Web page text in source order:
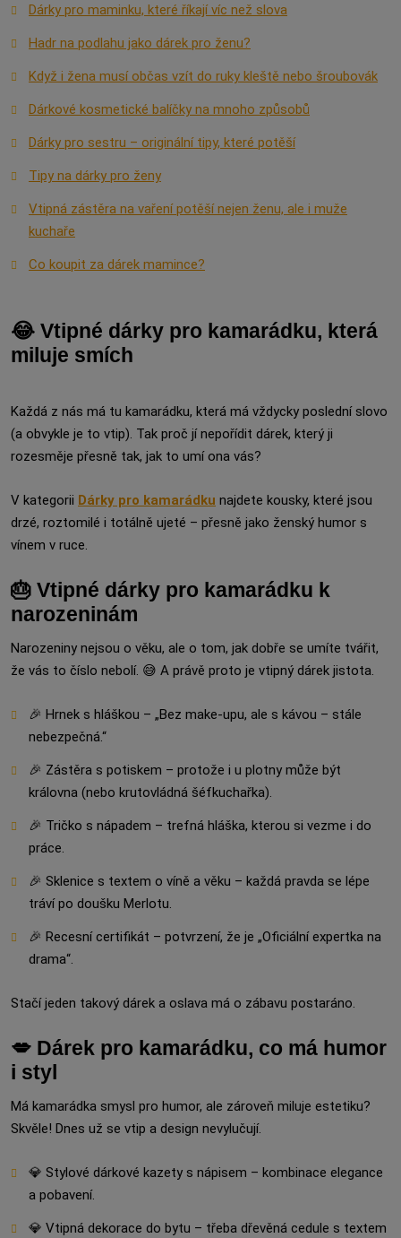
Dárky pro maminku, které říkají víc než slova
Hadr na podlahu jako dárek pro ženu?
Když i žena musí občas vzít do ruky kleště nebo šroubovák
Dárkové kosmetické balíčky na mnoho způsobů
Dárky pro sestru – originální tipy, které potěší
Tipy na dárky pro ženy
Vtipná zástěra na vaření potěší nejen ženu, ale i muže
kuchaře
Co koupit za dárek mamince?
😂 Vtipné dárky pro kamarádku, která
miluje smích
Každá z nás má tu kamarádku, která má vždycky poslední slovo
(a obvykle je to vtip). Tak proč jí nepořídit dárek, který ji
rozesměje přesně tak, jak to umí ona vás?
V kategorii Dárky pro kamarádku najdete kousky, které jsou
drzé, roztomilé i totálně ujeté – přesně jako ženský humor s
vínem v ruce.
🎂 Vtipné dárky pro kamarádku k
narozeninám
Narozeniny nejsou o věku, ale o tom, jak dobře se umíte tvářit,
že vás to číslo nebolí. 😅 A právě proto je vtipný dárek jistota.
🎉 Hrnek s hláškou – „Bez make-upu, ale s kávou – stále
nebezpečná.“
🎉 Zástěra s potiskem – protože i u plotny může být
královna (nebo krutovládná šéfkuchařka).
🎉 Tričko s nápadem – trefná hláška, kterou si vezme i do
práce.
🎉 Sklenice s textem o víně a věku – každá pravda se lépe
tráví po doušku Merlotu.
🎉 Recesní certifikát – potvrzení, že je „Oficiální expertka na
drama“.
Stačí jeden takový dárek a oslava má o zábavu postaráno.
💋 Dárek pro kamarádku, co má humor
i styl
Má kamarádka smysl pro humor, ale zároveň miluje estetiku?
Skvěle! Dnes už se vtip a design nevylučují.
💎 Stylové dárkové kazety s nápisem – kombinace elegance
a pobavení.
💎 Vtipná dekorace do bytu – třeba dřevěná cedule s textem